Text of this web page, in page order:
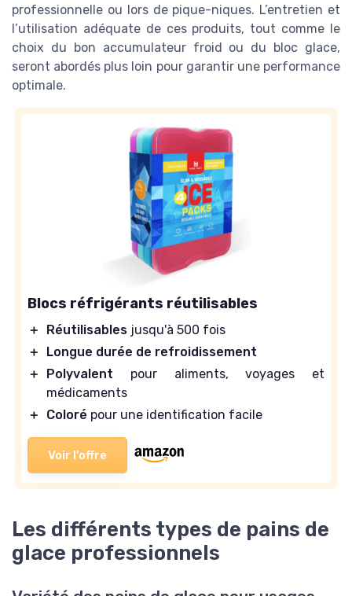
professionnelle ou lors de pique-niques. L’entretien et
l’utilisation adéquate de ces produits, tout comme le
choix du bon accumulateur froid ou du bloc glace,
seront abordés plus loin pour garantir une performance
optimale.
Blocs réfrigérants réutilisables
＋ Réutilisables jusqu'à 500 fois
＋
Longue durée de refroidissement
＋
Polyvalent pour aliments, voyages et
médicaments
＋
Coloré pour une identification facile
Voir l'offre
Les différents types de pains de
glace professionnels